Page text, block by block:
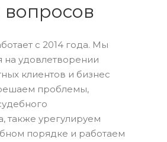
с 2014 года. Мы
на удовлетворении
клиентов и бизнес
проблемы,
также урегулируем
порядке и работаем